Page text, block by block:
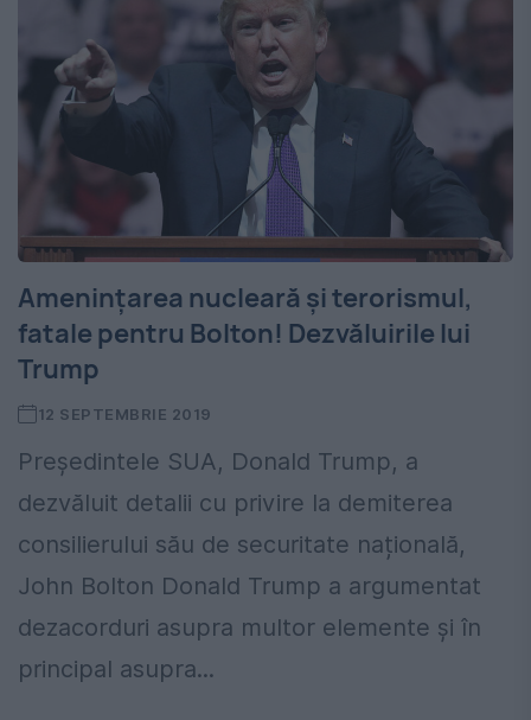
Amenințarea nucleară și terorismul,
fatale pentru Bolton! Dezvăluirile lui
Trump
12 SEPTEMBRIE 2019
Președintele SUA, Donald Trump, a
dezvăluit detalii cu privire la demiterea
consilierului său de securitate națională,
John Bolton Donald Trump a argumentat
dezacorduri asupra multor elemente și în
principal asupra...